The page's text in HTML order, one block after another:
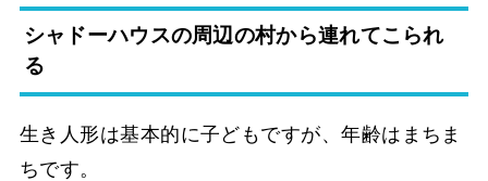
シャドーハウスの周辺の村から連れてこられ
る
生き人形は基本的に子どもですが、年齢はまちま
ちです。